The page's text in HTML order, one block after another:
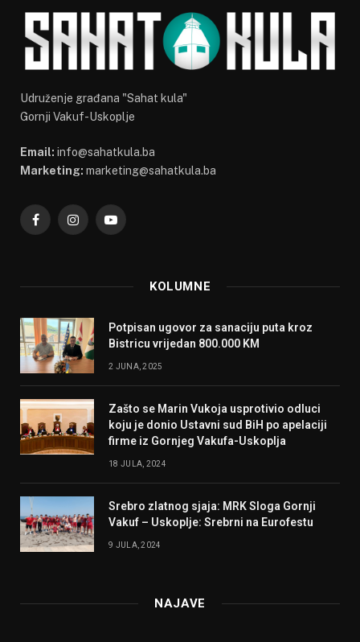
Udruženje građana "Sahat kula"
Gornji Vakuf-Uskoplje
Email: info@sahatkula.ba
Marketing: marketing@sahatkula.ba
FacebookInstagramYouTube
KOLUMNE
Potpisan ugovor za sanaciju puta kroz
Bistricu vrijedan 800.000 KM
2 JUNA, 2025
Zašto se Marin Vukoja usprotivio odluci
koju je donio Ustavni sud BiH po apelaciji
firme iz Gornjeg Vakufa-Uskoplja
18 JULA, 2024
Srebro zlatnog sjaja: MRK Sloga Gornji
Vakuf – Uskoplje: Srebrni na Eurofestu
9 JULA, 2024
NAJAVE